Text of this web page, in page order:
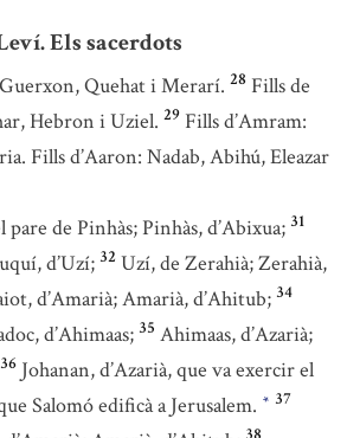
Els sacerdots
Guerxon, Quehat i Merarí. 28 Fills de
Hebron i Uziel. 29 Fills d’Amram:
Fills d’Aaron: Nadab, Abihú, Eleazar
pare de Pinhàs; Pinhàs, d’Abixua; 31
d’Uzí; 32 Uzí, de Zerahià; Zerahià,
d’Amarià; Amarià, d’Ahitub; 34
d’Ahimaas; 35 Ahimaas, d’Azarià;
36 Johanan, d’Azarià, que va exercir el
Salomó edificà a Jerusalem. * 37